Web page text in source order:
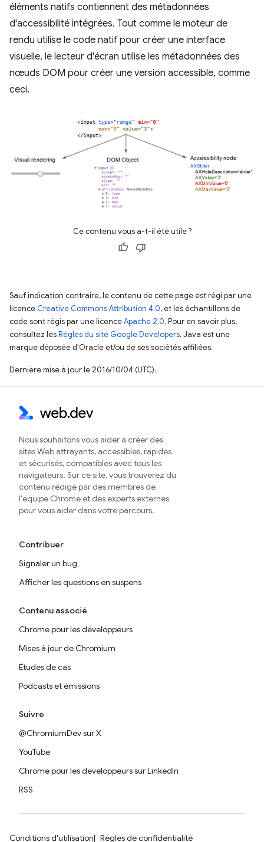
éléments natifs contiennent des métadonnées
d'accessibilité intégrées. Tout comme le moteur de
rendu utilise le code natif pour créer une interface
visuelle, le lecteur d'écran utilise les métadonnées des
nœuds DOM pour créer une version accessible, comme
ceci.
Ce contenu vous a-t-il été utile ?
Sauf indication contraire, le contenu de cette page est régi par une
licence Creative Commons Attribution 4.0, et les échantillons de
code sont régis par une licenceApache 2.0. Pour en savoir plus,
consultez lesRègles du site Google Developers. Java est une
marque déposée d'Oracle et/ou de ses sociétés affiliées.
Dernière mise à jour le 2016/10/04 (UTC).
Nous souhaitons vous aider à créer des
sites Web attrayants, accessibles, rapides
et sécurisés, compatibles avec tous les
navigateurs. Sur ce site, vous trouverez du
contenu rédigé par des membres de
l'équipe Chrome et des experts externes
pour vous aider dans votre parcours.
Contribuer
Signaler un bug
Afficher les questions en suspens
Contenu associé
Chrome pour les développeurs
Mises à jour de Chromium
Études de cas
Podcasts et émissions
Suivre
@ChromiumDev sur X
YouTube
Chrome pour les développeurs sur LinkedIn
RSS
Conditions d'utilisation Règles de confidentialité